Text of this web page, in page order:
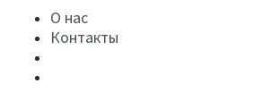
О нас
Контакты